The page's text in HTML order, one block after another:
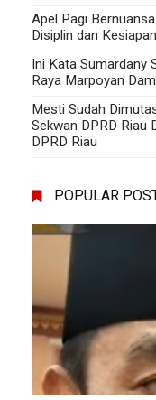
Apel Pagi
Disiplin dan
Ini Kata Sumardany
Raya Marpoyan
Mesti Sudah
Sekwan DPRD Riau
DPRD Riau
POPULAR